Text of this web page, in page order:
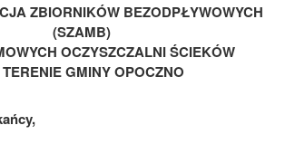
ZBIORNIKÓW BEZODPŁYWOWYCH
(SZAMB)
OCZYSZCZALNI ŚCIEKÓW
GMINY OPOCZNO